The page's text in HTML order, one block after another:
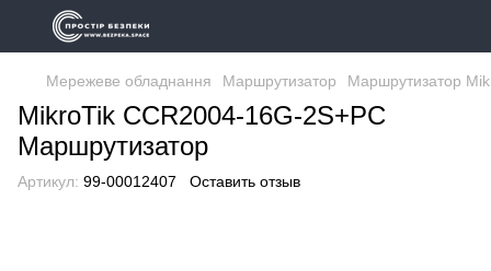
Мережеве обладнання Маршрутизатор Маршрутизатор
MikroTik CCR2004-16G-2S+PC
Маршрутизатор
Артикул: 99-00012407 Оставить отзыв